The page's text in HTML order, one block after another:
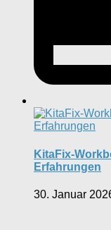
KitaFix-
Erfahrungen
30. Januar